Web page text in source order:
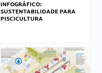
INFOGRÁFICO:
SUSTENTABILIDADE PARA
PISCICULTURA